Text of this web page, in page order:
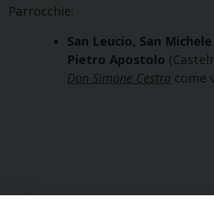
Parrocchie:
San Leucio, San
Pietro Apostolo
Don Simone Cestra come